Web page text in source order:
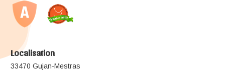
Localisation
33470 Gujan-Mestras